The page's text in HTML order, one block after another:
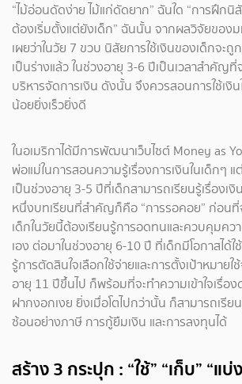
“ไม้อ่อนดัดง่าย ไม้แก่ดัดยาก” ฉันใด “การฝึก
ต้องเริ่มตั้งแต่ยังเด็ก” ฉันนั้น จากผลวิจัยของ
เผยว่าในวัย 7 ขวบ นิสัยการใช้เงินของเด็กจะ
เป็นร่างแล้ว ในช่วงอายุ 3-6 ปีเป็นเวลาสำคัญ
บริหารจัดการเงิน ดังนั้น จึงควรสอนการใช้เงิ
น้อยยิ่งเร็วยิ่งดี
ในอเมริกาได้มีการพัฒนาเว็บไซต์ Money as
พ่อแม่ในการสอนความรู้เรื่องการเงินในเด็กๆ แ
เป็นช่วงอายุ 3-5 ปีที่เด็กสามารถเรียนรู้เรื่องเงิ
หนึ่งบทเรียนที่สำคัญก็คือ “การรอคอย” ก่อนที่
เด็กในวัยนี้ต้องเรียนรู้การอดทนและควบคุมค
เอง ต่อมาในช่วงอายุ 6-10 ปี ที่เด็กมีโอกาสได้ใ
รู้การตัดสินใจเลือกใช้จ่ายและการตั้งเป้าหมายใ
อายุ 11 ปีขึ้นไป ก็พร้อมที่จะทำความเข้าใจเรื่อ
ฝากงอกเงย ยิ่งเมื่อโตไปกว่านั้น ก็สามารถเรีย
ซ้อนอย่างภาษี การกู้ยืมเงิน และการลงทุนได้
สร้าง 3 กระปุก : “ใช้” “เก็บ” “แบ่